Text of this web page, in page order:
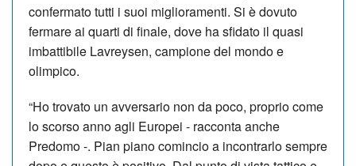
confermato tutti i suoi miglioramenti. Si è dovuto
fermare ai quarti di finale, dove ha sfidato il quasi
imbattibile Lavreysen, campione del mondo e
olimpico.
“Ho trovato un avversario non da poco, proprio come
lo scorso anno agli Europei - racconta anche
Predomo -. Pian piano comincio a incontrarlo sempre